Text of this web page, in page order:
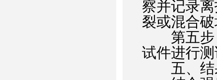
察并记录
裂或混合
第五步：
试件进行
五、结